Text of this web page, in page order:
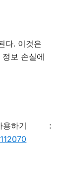
다. 이것은
보 손실에
하기 :